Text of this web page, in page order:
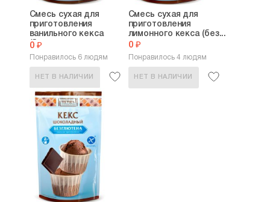
Смесь сухая для
приготовления
ванильного кекса
(без...
0 ₽
Понравилось 6 людям
НЕТ В НАЛИЧИИ
Смесь сухая для
приготовления
лимонного кекса (без...
0 ₽
Понравилось 4 людям
НЕТ В НАЛИЧИИ